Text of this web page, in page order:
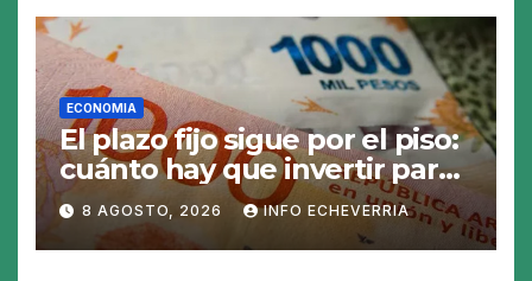
ECONOMIA
El plazo fijo sigue por el piso:
cuánto hay que invertir para
generar $50.000 en 30 días
8 AGOSTO, 2026 INFO ECHEVERRIA